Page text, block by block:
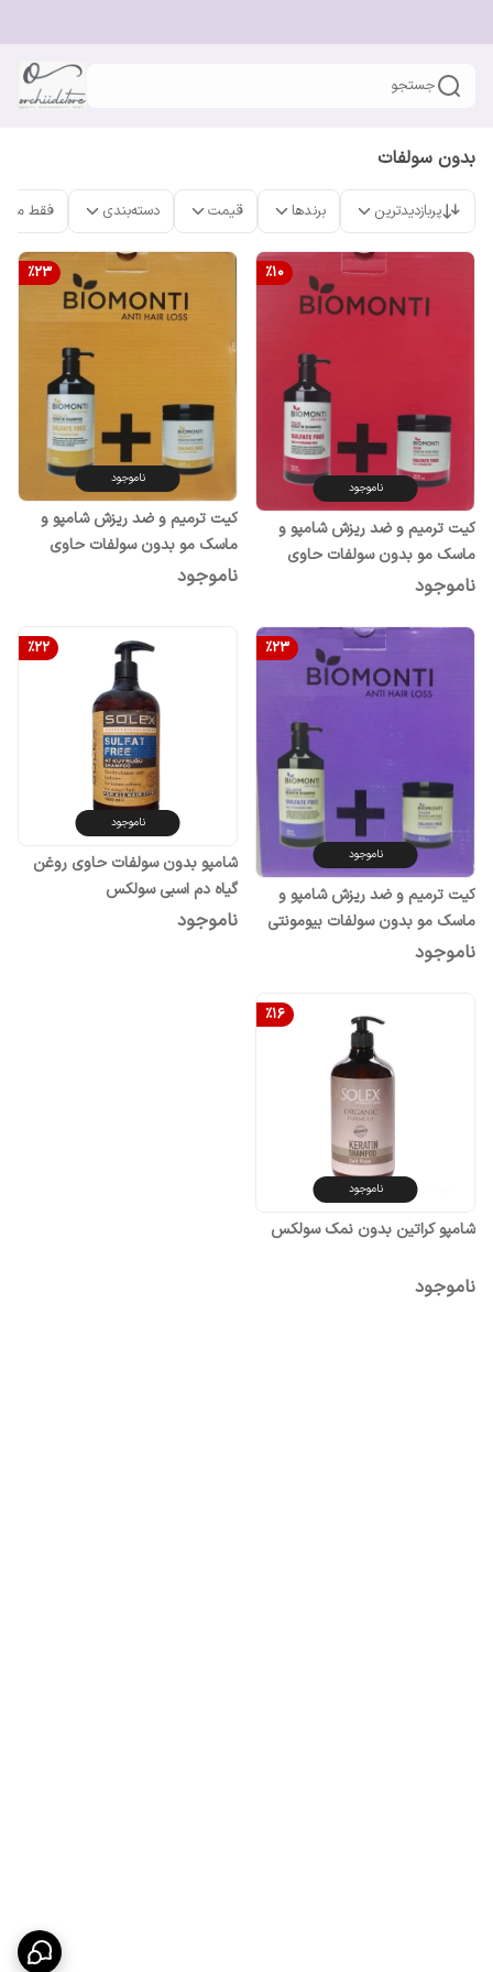
جستجو
بدون سولفات
پربازدیدترین برندها قیمت دسته‌بندی فقط
%10
ناموجود
کیت ترمیم و ضد ریزش شامپو و
ماسک مو بدون سولفات حاوی
کراتین موهای رنگ شده بیومونتی
ناموجود
%23
ناموجود
کیت ترمیم و ضد ریزش شامپو و
ماسک مو بدون سولفات حاوی
کراتین و روغن ارگان بیومونتی
ناموجود
%23
ناموجود
کیت ترمیم و ضد ریزش شامپو و
ماسک مو بدون سولفات بیومونتی
ناموجود
%22
ناموجود
شامپو بدون سولفات حاوی روغن
گیاه دم اسبی سولکس
ناموجود
%16
ناموجود
شامپو کراتین بدون نمک سولکس
ناموجود